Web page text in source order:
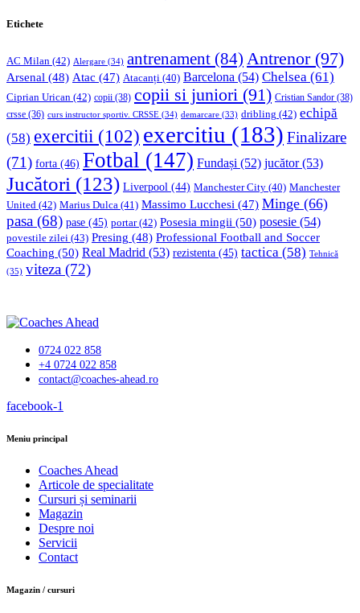
Etichete
AC Milan (42) Alergare (34) antrenament (84) Antrenor(97)
Arsenal (48) Atac (47) Atacanți (40) Barcelona (54) Chelsea (61)
Ciprian Urican (42) copii (38) copii si juniori (91) Cristian Sandor (38)
crsse (36) curs instructor sportiv. CRSSE (34) demarcare (33) dribling (42) echipă
(58) exercitii (102) exercitiu (183) Finalizare
(71) forta (46) Fotbal (147) Fundași (52) jucător(53)
Jucători (123) Liverpool (44) Manchester City (40) Manchester
United (42) Marius Dulca (41) Massimo Lucchesi (47) Minge (66)
pasa (68) pase (45) portar(42) Posesia mingii (50) posesie (54)
povestile zilei (43) Presing (48) Professional Football and Soccer
Coaching (50) Real Madrid (53) rezistenta (45) tactica (58) Tehnică
(35) viteza (72)
0724 022 858
+4 0724 022 858
contact@coaches-ahead.ro
facebook-1
Meniu principal
Coaches Ahead
Articole de specialitate
Cursuri și seminarii
Magazin
Despre noi
Servicii
Contact
Magazin / cursuri